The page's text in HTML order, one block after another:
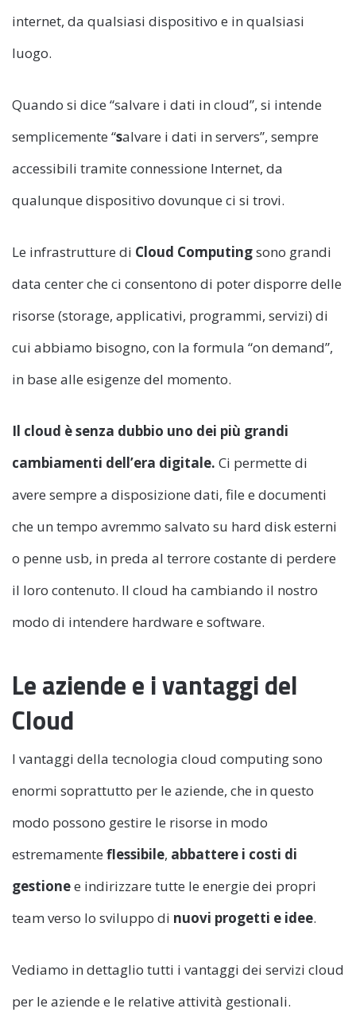
internet, da qualsiasi dispositivo e in qualsiasi
luogo.
Quando si dice “salvare i dati in cloud”, si intende
semplicemente “salvare i dati in servers”, sempre
accessibili tramite connessione Internet, da
qualunque dispositivo dovunque ci si trovi.
Le infrastrutture di Cloud Computingsono grandi
data center che ci consentono di poter disporre delle
risorse (storage, applicativi, programmi, servizi) di
cui abbiamo bisogno, con la formula “on demand”,
in base alle esigenze del momento.
Il cloud è senza dubbio uno dei più grandi
cambiamenti dell’era digitale. Ci permette di
avere sempre a disposizione dati, file e documenti
che un tempo avremmo salvato su hard disk esterni
o penne usb, in preda al terrore costante di perdere
il loro contenuto. Il cloud ha cambiando il nostro
modo di intendere hardware e software.
Le aziende e i vantaggi del
Cloud
I vantaggi della tecnologia cloud computing sono
enormi soprattutto per le aziende, che in questo
modo possono gestire le risorse in modo
estremamente flessibile, abbattere i costi di
gestionee indirizzare tutte le energie dei propri
team verso lo sviluppo di nuovi progetti e idee.
Vediamo in dettaglio tutti i vantaggi dei servizi cloud
per le aziende e le relative attività gestionali.